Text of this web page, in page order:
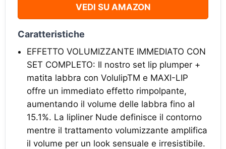
VEDI SU AMAZON
Caratteristiche
EFFETTO VOLUMIZZANTE IMMEDIATO CON
SET COMPLETO: Il nostro set lip plumper +
matita labbra con VolulipTM e MAXI-LIP
offre un immediato effetto rimpolpante,
aumentando il volume delle labbra fino al
15.1%. La lipliner Nude definisce il contorno
mentre il trattamento volumizzante amplifica
il volume per un look sensuale e irresistibile.